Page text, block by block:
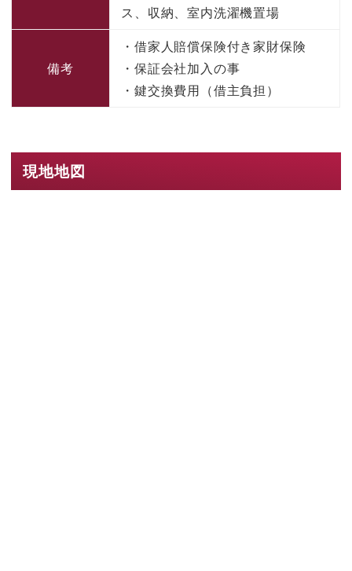
ス、収納、室内洗濯機置場
備考
・借家人賠償保険付き家財保険
・保証会社加入の事
・鍵交換費用（借主負担）
現地地図